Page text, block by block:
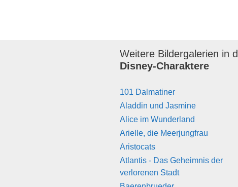
Weitere Bildergalerien in
Disney-Charaktere
101 Dalmatiner
Aladdin und Jasmine
Alice im Wunderland
Arielle, die Meerjungfrau
Aristocats
Atlantis - Das Geheimnis der
verlorenen Stadt